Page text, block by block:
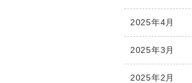
2025年4月
2025年3月
2025年2月